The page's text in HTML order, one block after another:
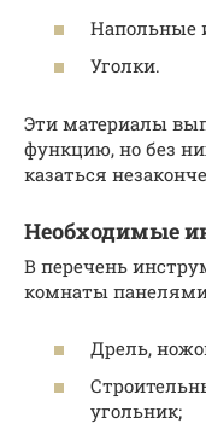
Напольные
Уголки.
Эти материалы
функцию, но без
казаться
Необходимые
В перечень
комнаты
Дрель,
угольник;